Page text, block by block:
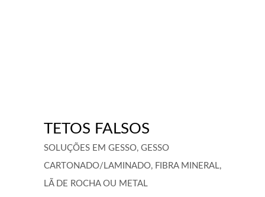
TETOS FALSOS
SOLUÇÕES EM GESSO, GESSO
CARTONADO/LAMINADO, FIBRA MINERAL,
LÃ DE ROCHA OU METAL